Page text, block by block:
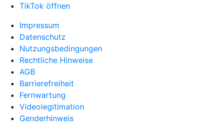
TikTok öffnen
Impressum
Datenschutz
Nutzungsbedingungen
Rechtliche Hinweise
AGB
Barrierefreiheit
Fernwartung
Videolegitimation
Genderhinweis